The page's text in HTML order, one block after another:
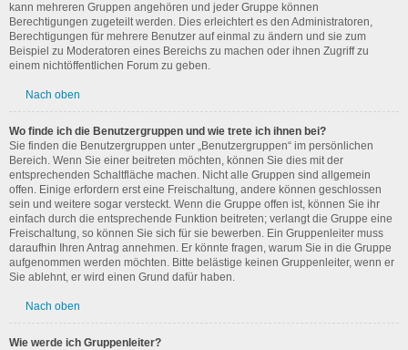
kann mehreren Gruppen angehören und jeder Gruppe können
Berechtigungen zugeteilt werden. Dies erleichtert es den Administratoren,
Berechtigungen für mehrere Benutzer auf einmal zu ändern und sie zum
Beispiel zu Moderatoren eines Bereichs zu machen oder ihnen Zugriff zu
einem nichtöffentlichen Forum zu geben.
Nach oben
Wo finde ich die Benutzergruppen und wie trete ich ihnen bei?
Sie finden die Benutzergruppen unter „Benutzergruppen“ im persönlichen
Bereich. Wenn Sie einer beitreten möchten, können Sie dies mit der
entsprechenden Schaltfläche machen. Nicht alle Gruppen sind allgemein
offen. Einige erfordern erst eine Freischaltung, andere können geschlossen
sein und weitere sogar versteckt. Wenn die Gruppe offen ist, können Sie ihr
einfach durch die entsprechende Funktion beitreten; verlangt die Gruppe eine
Freischaltung, so können Sie sich für sie bewerben. Ein Gruppenleiter muss
daraufhin Ihren Antrag annehmen. Er könnte fragen, warum Sie in die Gruppe
aufgenommen werden möchten. Bitte belästige keinen Gruppenleiter, wenn er
Sie ablehnt, er wird einen Grund dafür haben.
Nach oben
Wie werde ich Gruppenleiter?